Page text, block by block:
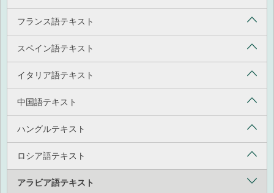
フランス語テキスト
スペイン語テキスト
イタリア語テキスト
中国語テキスト
ハングルテキスト
ロシア語テキスト
アラビア語テキスト